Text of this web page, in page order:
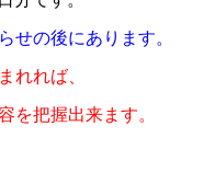
せの後にあります。
れれば、
を把握出来ます。